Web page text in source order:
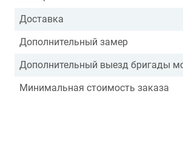
Доставка
Дополнительный замер
Дополнительный выезд бригады
Минимальная стоимость заказа